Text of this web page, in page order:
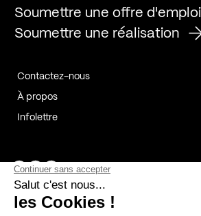
Soumettre une offre d'emploi
Soumettre une réalisation
Contactez-nous
À propos
Infolettre
Page Facebook de Kollectif
Page Instagram de Kollectif
Page Linkedin de Kollectif